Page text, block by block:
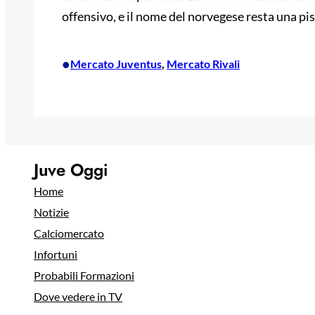
offensivo, e il nome del norvegese resta una
•Mercato Juventus, Mercato Rivali
Juve Oggi
Home
Notizie
Calciomercato
Infortuni
Probabili Formazioni
Dove vedere in TV